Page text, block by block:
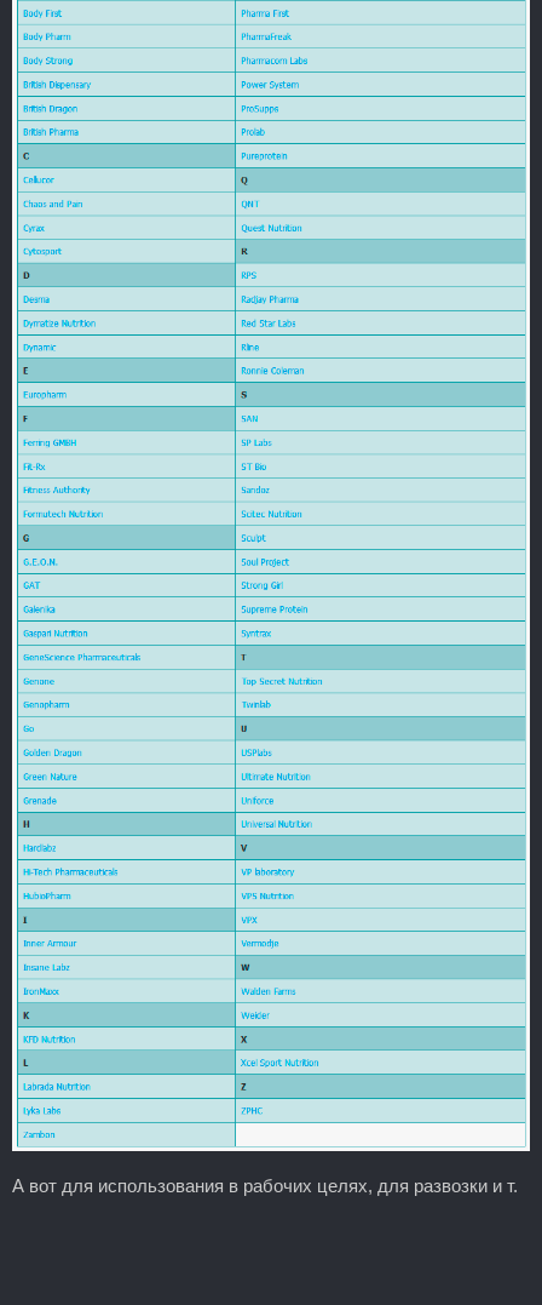
А вот для использования в рабочих целях, для развозки и т.